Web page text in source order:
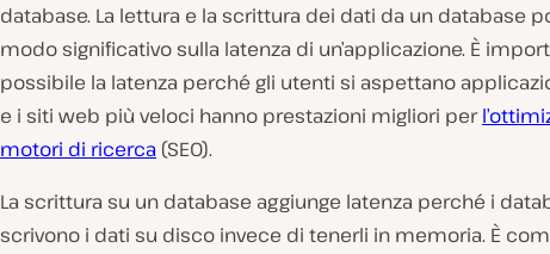
database. La lettura e la scrittura dei dati da un database
modo significativo sulla latenza di un’applicazione. È
possibile la latenza perché gli utenti si aspettano
e i siti web più veloci hanno prestazioni migliori per
motori di ricerca (SEO).
La scrittura su un database aggiunge latenza perché i
scrivono i dati su disco invece di tenerli in memoria. È